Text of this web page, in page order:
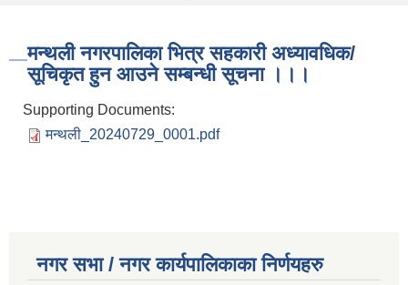
मन्थली नगरपालिका भित्र सहकारी अध्यावधिक/
सूचिकृत हुन आउने सम्बन्धी सूचना ।।।
Supporting Documents:
मन्थली_20240729_0001.pdf
नगर सभा / नगर कार्यपालिकाका निर्णयहरु